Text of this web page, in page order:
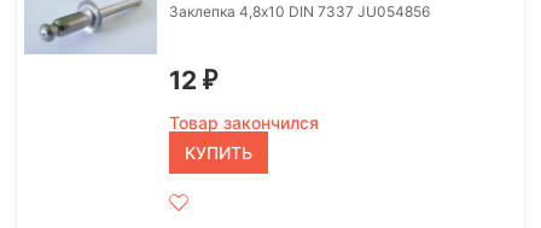
Заклепка 4,8х10 DIN 7337 JU054856
12 ₽
Товар закончился
КУПИТЬ